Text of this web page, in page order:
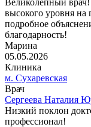
Великолепный врач!
высокого уровня
подробное
благодарность!
Марина
05.05.2026
Клиника
м. Сухаревская
Врач
Сергеева Наталия
Низкий поклон
профессионал!